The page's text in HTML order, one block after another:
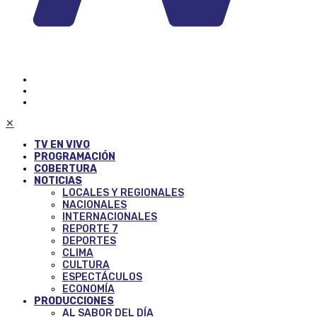
✕
TV EN VIVO
PROGRAMACIÓN
COBERTURA
NOTICIAS
LOCALES Y REGIONALES
NACIONALES
INTERNACIONALES
REPORTE 7
DEPORTES
CLIMA
CULTURA
ESPECTÁCULOS
ECONOMÍA
PRODUCCIONES
AL SABOR DEL DÍA